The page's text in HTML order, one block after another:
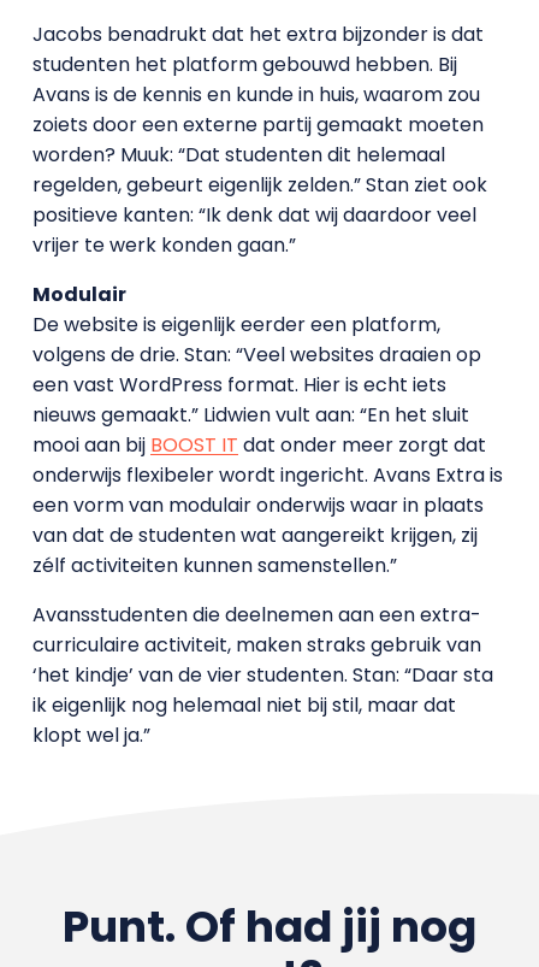
Jacobs benadrukt dat het extra bijzonder is dat
studenten het platform gebouwd hebben. Bij
Avans is de kennis en kunde in huis, waarom zou
zoiets door een externe partij gemaakt moeten
worden? Muuk: “Dat studenten dit helemaal
regelden, gebeurt eigenlijk zelden.” Stan ziet ook
positieve kanten: “Ik denk dat wij daardoor veel
vrijer te werk konden gaan.”
Modulair
De website is eigenlijk eerder een platform,
volgens de drie. Stan: “Veel websites draaien op
een vast WordPress format. Hier is echt iets
nieuws gemaakt.” Lidwien vult aan: “En het sluit
mooi aan bij BOOST IT dat onder meer zorgt dat
onderwijs flexibeler wordt ingericht. Avans Extra is
een vorm van modulair onderwijs waar in plaats
van dat de studenten wat aangereikt krijgen, zij
zélf activiteiten kunnen samenstellen.”
Avansstudenten die deelnemen aan een extra-
curriculaire activiteit, maken straks gebruik van
‘het kindje’ van de vier studenten. Stan: “Daar sta
ik eigenlijk nog helemaal niet bij stil, maar dat
klopt wel ja.”
Punt. Of had jij nog